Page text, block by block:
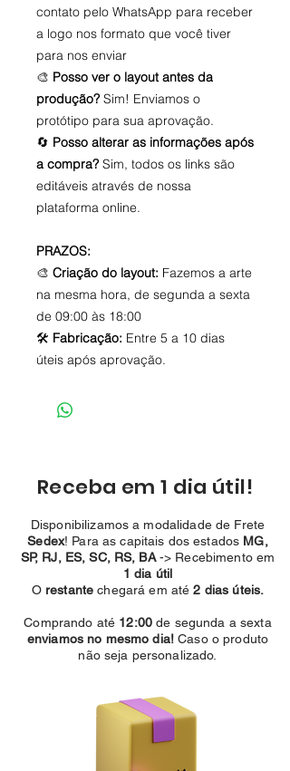
contato pelo WhatsApp para receber
a logo nos formato que você tiver
para nos enviar
🎨 Posso ver o layout antes da
produção?Sim! Enviamos o
protótipo para sua aprovação.
🔄 Posso alterar as informações após
a compra?Sim, todos os links são
editáveis através de nossa
plataforma online.
PRAZOS:
🎨 Criação do layout: Fazemos a arte
na mesma hora, de segunda a sexta
de 09:00 às 18:00
🛠️ Fabricação: Entre 5 a 10 dias
úteis após aprovação.
Receba em 1 dia útil!
Disponibilizamos a modalidade de Frete
Sedex! Para as capitais dos estados MG,
SP, RJ, ES, SC, RS, BA-> Recebimento em
1 dia útil
O restante chegará em até 2 dias úteis.
Comprando até 12:00 de segunda a sexta
enviamos no mesmo dia!Caso o produto
não seja personalizado.